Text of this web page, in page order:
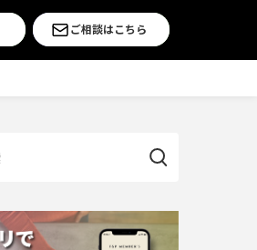
ご相談はこちら